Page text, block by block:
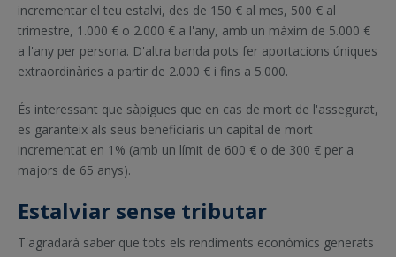
incrementar el teu estalvi, des de 150 € al mes, 500 € al
trimestre, 1.000 € o 2.000 € a l'any, amb un màxim de 5.000 €
a l'any per persona. D'altra banda pots fer aportacions úniques
extraordinàries a partir de 2.000 € i fins a 5.000.
És interessant que sàpigues que en cas de mort de l'assegurat,
es garanteix als seus beneficiaris un capital de mort
incrementat en 1% (amb un límit de 600 € o de 300 € per a
majors de 65 anys).
Estalviar sense tributar
T'agradarà saber que tots els rendiments econòmics generats